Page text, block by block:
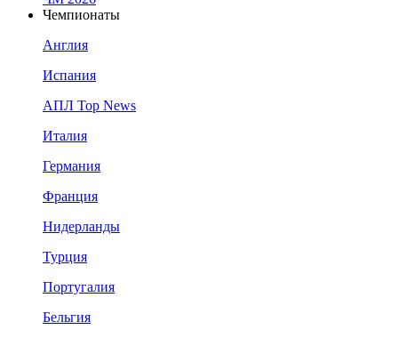
Чемпионаты
Англия
Испания
АПЛ Top News
Италия
Германия
Франция
Нидерланды
Турция
Португалия
Бельгия